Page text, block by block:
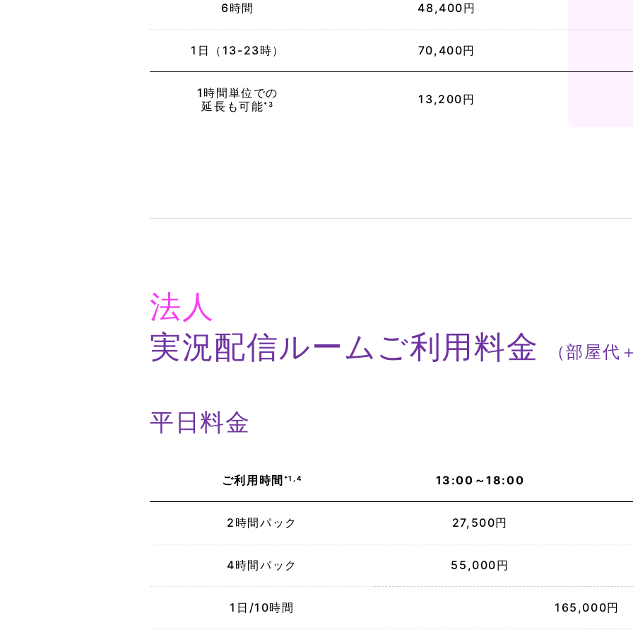
6時間 48,400円
1日 （13-23時） 70,400円
1時間単位 での
延長も可能*3 13,200円
法人
実況配信ルームご利用料金 （部屋代
平日料金
ご利用 時間 *1,4 13:00～18:00
2時間パック 27,500円
4時間パック 55,000円
1日/10時間 165,000円